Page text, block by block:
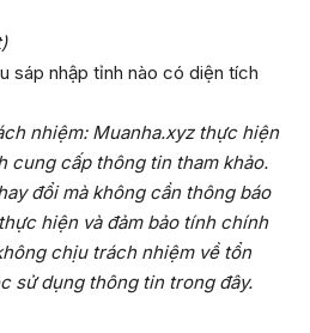
sáp nhập tỉnh nào có diện tích
nhiệm: Muanha.xyz thực hiện
cung cấp thông tin tham khảo.
đổi mà không cần thông báo
hiện và đảm bảo tính chính
chịu trách nhiệm về tổn
sử dụng thông tin trong đây.